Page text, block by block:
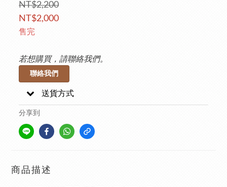
NT$2,200
NT$2,000
售完
若想購買，請聯絡我們。
聯絡我們
送貨方式
分享到
商品描述